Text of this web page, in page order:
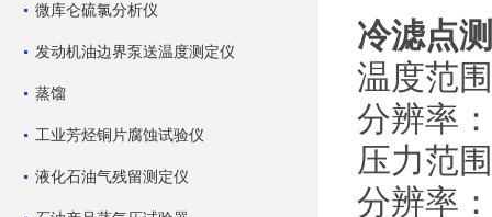
微库仑硫氯分析仪
发动机油边界泵送温度测定仪
蒸馏
工业芳烃铜片腐蚀试验仪
液化石油气残留测定仪
冷滤点
温度范
分辨率
压力范
分辨率